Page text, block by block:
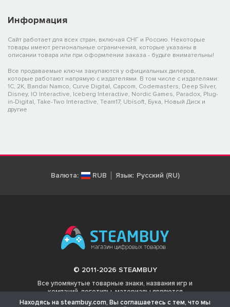
Информация
Сайт работает для всех стран, включая СНГ и Россию. Некоторые
товары имеют региональные ограничения, которые указаны в
описании товара или при оформлении заказа - будьте внимательны!
Все продаваемые ключи закупаются у официальных дилеров,
которые работают напрямую с издателями. В том числе с издателями:
1C, 2K, Bandai Namco, Curve Digital, Capcom, Codemasters, Deep Silver,
Disney, IO Interactive, Iceberg Interactive, Nordic Games, Paradox, Plug-
in-Digital, Take-Two Interactive, Team17, Ubisoft, Бука, Новый Диск и
другие
Валюта: RUB Язык: Русский (RU)
© 2011-2026 STEAMBUY
Все упомянутые товарные знаки, названия игр и
компаний, логотипы, материалы являются
собственностью соответствующих владельцев.
Находясь на steambuy.com, Вы соглашаетесь с тем, что мы